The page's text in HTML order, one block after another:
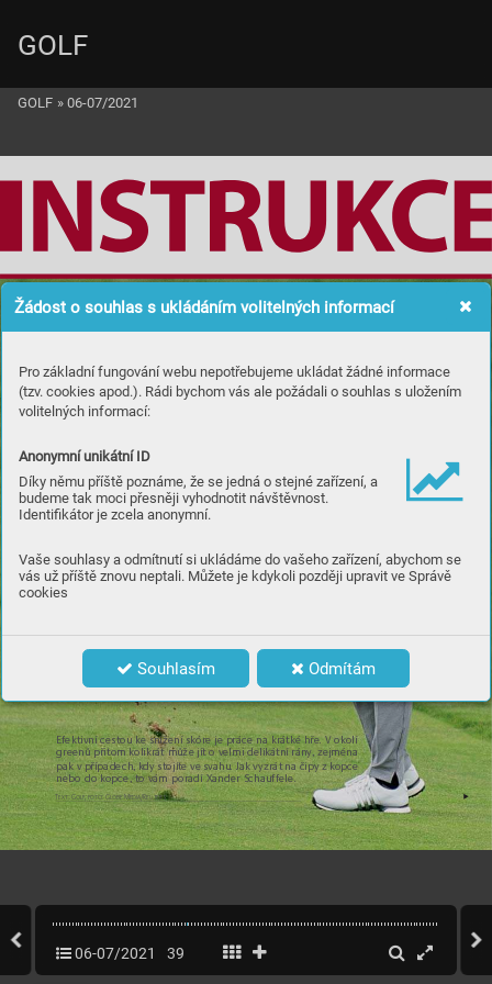
Žádost o souhlas s ukládáním volitelných informací
Pro základní fungování webu nepotřebujeme ukládat žádné informace
(tzv. cookies apod.). Rádi bychom vás ale požádali o souhlas s uložením
volitelných informací:
Anonymní unikátní ID
Díky němu příště poznáme, že se jedná o stejné zařízení, a
budeme tak moci přesněji vyhodnotit návštěvnost.
Identifikátor je zcela anonymní.
Vaše souhlasy a odmítnutí si ukládáme do vašeho zařízení, abychom se
vás už příště znovu neptali. Můžete je kdykoli později upravit ve Správě
cookies
Souhlasím Odmítám
ASOPISGOLF .CZ
XANDER
SCHAUFFELE
Ošidné
přihrávky
Text: Golf, foto: Globe Media/Reuters
Efektivní cestou ke snížení skóre je práce na krátké hře. V okolí
greenů přitom kolikrát může jít o velmi delikátní rány, zejména
pak v případech, kdy stojíte ve svahu. Jak vyzrát na čipy z kopce
nebo do kopce, to vám poradí Xander Schauffele.
GOLF
GOLF » 06-07/2021
06-07/2021 39